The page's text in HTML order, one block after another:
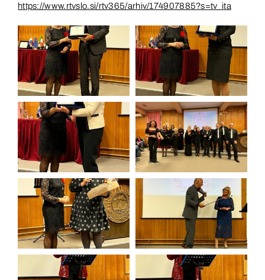
https://www.rtvslo.si/rtv365/arhiv/174907885?s=tv_ita